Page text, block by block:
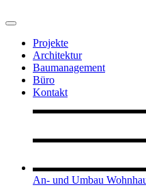
Projekte
Architektur
Baumanagement
Büro
Kontakt
An- und Umbau